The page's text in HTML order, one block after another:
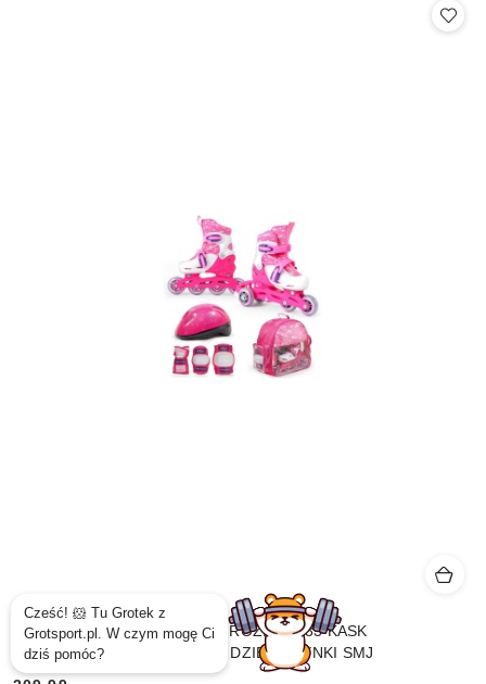
ROLKI WROTKI COMBO 2w1 ROZM.30-33 KASK
OCHRANIACZE PLECAK DLA DZIEWCZYNKI SMJ